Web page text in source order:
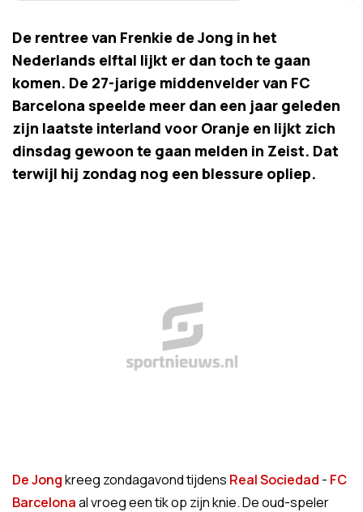
De rentree van Frenkie de Jong in het
Nederlands elftal lijkt er dan toch te gaan
komen. De 27-jarige middenvelder van FC
Barcelona speelde meer dan een jaar geleden
zijn laatste interland voor Oranje en lijkt zich
dinsdag gewoon te gaan melden in Zeist. Dat
terwijl hij zondag nog een blessure opliep.
De Jongkreeg zondagavond tijdens Real Sociedad - FC
Barcelonaal vroeg een tik op zijn knie. De oud-speler